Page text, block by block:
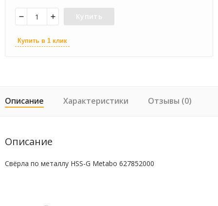
Купить
Купить в 1 клик
Описание Характеристики Отзывы (0)
Описание
Свёрла по металлу HSS-G Metabo 627852000